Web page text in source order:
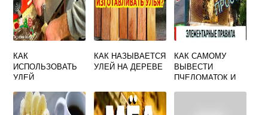
КАК
ИСПОЛЬЗОВАТЬ
УЛЕЙ
КАК НАЗЫВАЕТСЯ
УЛЕЙ НА ДЕРЕВЕ
КАК САМОМУ
ВЫВЕСТИ
ПЧЕЛОМАТОК И